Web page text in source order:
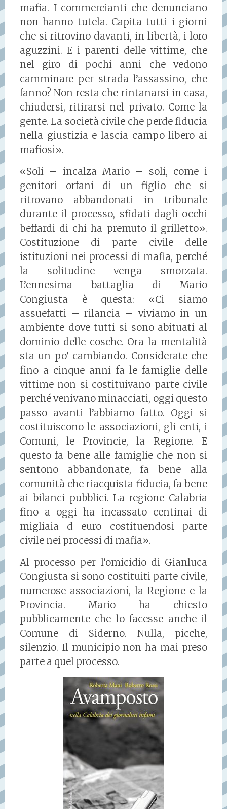
mafia. I commercianti che denunciano
non hanno tutela. Capita tutti i giorni
che si ritrovino davanti, in libertà, i loro
aguzzini. E i parenti delle vittime, che
nel giro di pochi anni che vedono
camminare per strada l’assassino, che
fanno? Non resta che rintanarsi in casa,
chiudersi, ritirarsi nel privato. Come la
gente. La società civile che perde fiducia
nella giustizia e lascia campo libero ai
mafiosi».
«Soli – incalza Mario – soli, come i
genitori orfani di un figlio che si
ritrovano abbandonati in tribunale
durante il processo, sfidati dagli occhi
beffardi di chi ha premuto il grilletto».
Costituzione di parte civile delle
istituzioni nei processi di mafia, perché
la solitudine venga smorzata.
L’ennesima battaglia di Mario
Congiusta è questa: «Ci siamo
assuefatti – rilancia – viviamo in un
ambiente dove tutti si sono abituati al
dominio delle cosche. Ora la mentalità
sta un po’ cambiando. Considerate che
fino a cinque anni fa le famiglie delle
vittime non si costituivano parte civile
perché venivano minacciati, oggi questo
passo avanti l’abbiamo fatto. Oggi si
costituiscono le associazioni, gli enti, i
Comuni, le Provincie, la Regione. E
questo fa bene alle famiglie che non si
sentono abbandonate, fa bene alla
comunità che riacquista fiducia, fa bene
ai bilanci pubblici. La regione Calabria
fino a oggi ha incassato centinai di
migliaia d euro costituendosi parte
civile nei processi di mafia».
Al processo per l’omicidio di Gianluca
Congiusta si sono costituiti parte civile,
numerose associazioni, la Regione e la
Provincia. Mario ha chiesto
pubblicamente che lo facesse anche il
Comune di Siderno. Nulla, picche,
silenzio. Il municipio non ha mai preso
parte a quel processo.